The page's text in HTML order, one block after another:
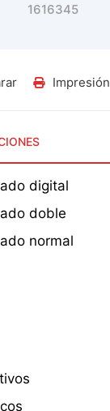
1616345
Impresión
digital
doble
normal